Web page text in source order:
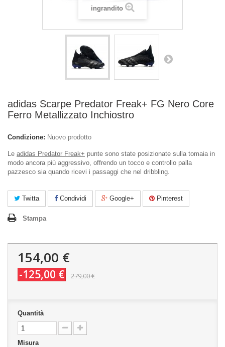
ingrandito
adidas Scarpe Predator Freak+ FG Nero Core
Ferro Metallizzato Inchiostro
Condizione: Nuovo prodotto
Le adidas Predator Freak+ punte sono state posizionate sulla tomaia in
modo ancora più aggressivo, offrendo un tocco e controllo palla
pazzesco sia quando ricevi i passaggi che nel dribbling.
Twitta Condividi Google+ Pinterest
Stampa
154,00 €
-125,00 € 279,00 €
Quantità
Misura